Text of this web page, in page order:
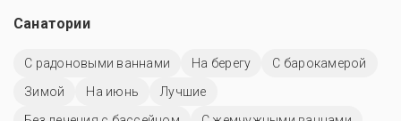
Санатории
С радоновыми ваннами На берегу
С барокамерой
Зимой
На июнь
Лучшие